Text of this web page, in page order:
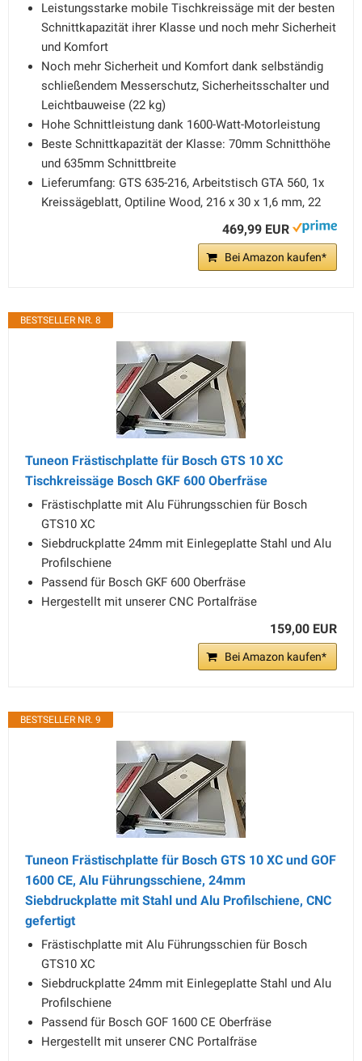
Leistungsstarke mobile Tischkreissäge mit der besten
Schnittkapazität ihrer Klasse und noch mehr Sicherheit
und Komfort
Noch mehr Sicherheit und Komfort dank selbständig
schließendem Messerschutz, Sicherheitsschalter und
Leichtbauweise (22 kg)
Hohe Schnittleistung dank 1600-Watt-Motorleistung
Beste Schnittkapazität der Klasse: 70mm Schnitthöhe
und 635mm Schnittbreite
Lieferumfang: GTS 635-216, Arbeitstisch GTA 560, 1x
Kreissägeblatt, Optiline Wood, 216 x 30 x 1,6 mm, 22
469,99 EUR
Bei Amazon kaufen*
BESTSELLER NR. 8
Tuneon Frästischplatte für Bosch GTS 10 XC
Tischkreissäge Bosch GKF 600 Oberfräse
Frästischplatte mit Alu Führungsschien für Bosch
GTS10 XC
Siebdruckplatte 24mm mit Einlegeplatte Stahl und Alu
Profilschiene
Passend für Bosch GKF 600 Oberfräse
Hergestellt mit unserer CNC Portalfräse
159,00 EUR
Bei Amazon kaufen*
BESTSELLER NR. 9
Tuneon Frästischplatte für Bosch GTS 10 XC und GOF
1600 CE, Alu Führungsschiene, 24mm
Siebdruckplatte mit Stahl und Alu Profilschiene, CNC
gefertigt
Frästischplatte mit Alu Führungsschien für Bosch
GTS10 XC
Siebdruckplatte 24mm mit Einlegeplatte Stahl und Alu
Profilschiene
Passend für Bosch GOF 1600 CE Oberfräse
Hergestellt mit unserer CNC Portalfräse